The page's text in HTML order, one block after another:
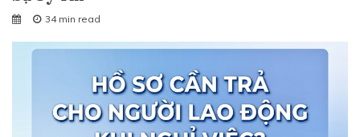
34 min read